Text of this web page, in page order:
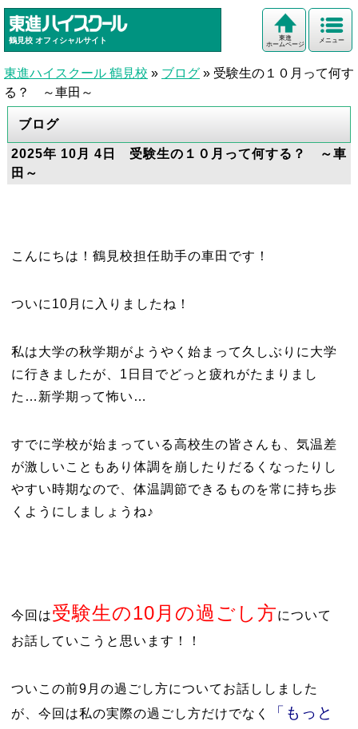
鶴見校 オフィシャルサイト メニュー
東進
ホームページ
東進ハイスクール 鶴見校 » ブログ » 受験生の１０月って何す
る？ ～車田～
ブログ
2025年 10月 4日 受験生の１０月って何する？ ～車
田～
こんにちは！鶴見校担任助手の車田です！
ついに10月に入りましたね！
私は大学の秋学期がようやく始まって久しぶりに大学
に行きましたが、1日目でどっと疲れがたまりまし
た…新学期って怖い…
すでに学校が始まっている高校生の皆さんも、気温差
が激しいこともあり体調を崩したりだるくなったりし
やすい時期なので、体温調節できるものを常に持ち歩
くようにしましょうね♪
今回は受験生の10月の過ごし方について
お話していこうと思います！！
ついこの前9月の過ごし方についてお話ししました
が、今回は私の実際の過ごし方だけでなく
「もっと